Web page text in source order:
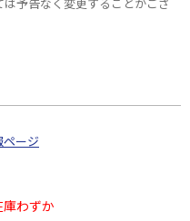
ージ
わずか